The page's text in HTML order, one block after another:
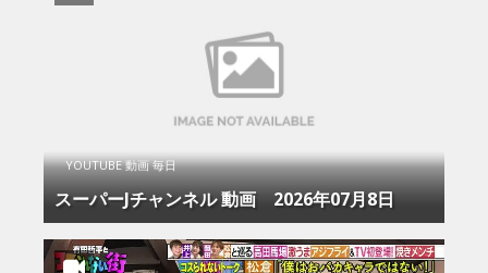
YOUTUBE 動画 毎日
スーパーJチャンネル 動画 2026年07月8日